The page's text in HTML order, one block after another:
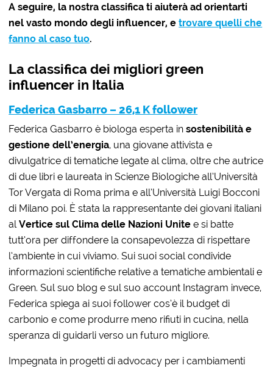
A seguire, la nostra classifica ti aiuterà ad orientarti
nel vasto mondo degli influencer, etrovare quelli che
fanno al caso tuo.
La classifica dei migliori green
influencer in Italia
Federica Gasbarro – 26,1 K follower
Federica Gasbarro è biologa esperta insostenibilità e
gestione dell’energia, una giovane attivista e
divulgatrice di tematiche legate al clima, oltre che autrice
di due libri e laureata in Scienze Biologiche all’Università
Tor Vergata di Roma prima e all’Università Luigi Bocconi
di Milano poi. È stata la rappresentante dei giovani italiani
alVertice sul Clima delle Nazioni Unitee si batte
tutt’ora per diffondere la consapevolezza di rispettare
l’ambiente in cui viviamo. Sui suoi social condivide
informazioni scientifiche relative a tematiche ambientali e
Green. Sul suo blog e sul suo account Instagram invece,
Federica spiega ai suoi follower cos’è il budget di
carbonio e come produrre meno rifiuti in cucina, nella
speranza di guidarli verso un futuro migliore.
Impegnata in progetti di advocacy per i cambiamenti